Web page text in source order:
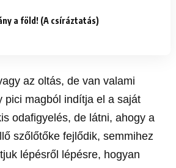
a föld! (A csíráztatás)
az oltás, de van valami
pici magból indítja el a saját
odafigyelés, de látni, ahogy a
szőlőtőke fejlődik, semmihez
lépésről lépésre, hogyan